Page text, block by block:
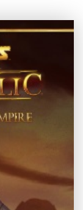
çıkan
geliyor.